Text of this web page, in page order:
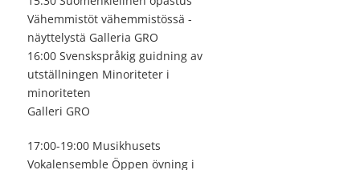
Vähemmistöt vähemmistössä -
näyttelystä Galleria GRO
16:00 Svenskspråkig guidning av
utställningen Minoriteter i
minoriteten
Galleri GRO
17:00-19:00 Musikhusets
Vokalensemble Öppen övning i